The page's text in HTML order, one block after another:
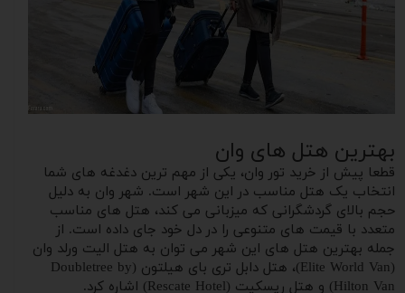
بهترین هتل های وان
قطعا پیش از خرید تور‌ وان، یکی از مهم ترین دغدغه های شما
انتخاب یک هتل مناسب در این شهر است. شهر وان به دلیل
حجم بالای گردشگرانی که میزبانی می کند، هتل های مناسب
متعدد با قیمت های متنوعی را در دل خود جای داده است. از
جمله بهترین هتل های این شهر می توان به هتل الیت ورلد وان
(Elite World Van)، هتل دابل تری بای هیلتون (Doubletree by
Hilton Van) و هتل ریسکیت (Rescate Hotel) اشاره کرد.